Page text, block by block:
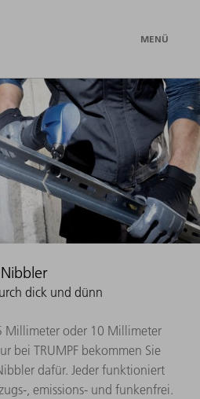
MENÜ
Nibbler
dick und dünn
Millimeter oder 10 Millimeter
bei TRUMPF bekommen Sie
dafür. Jeder funktioniert
, emissions- und funkenfrei.